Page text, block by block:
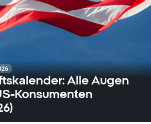
Alle Augen
Konsumenten